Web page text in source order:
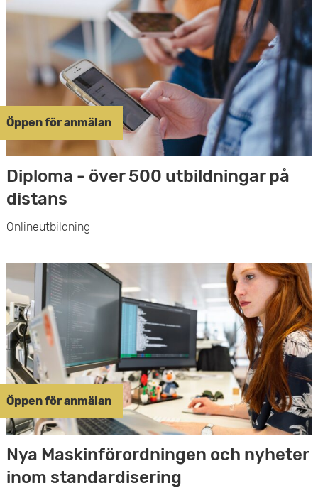
Öppen för anmälan
Diploma - över 500 utbildningar på
distans
Onlineutbildning
Öppen för anmälan
Nya Maskinförordningen och nyheter
inom standardisering